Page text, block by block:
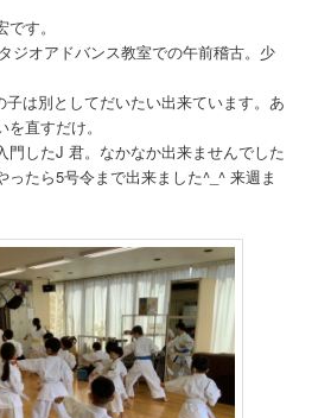
す。
ジオアドバンス教室での午前稽古。少
は別としてだいたい出来ています。あ
直すだけ。
門したJ 君。なかなか出来ませんでした
ったら5号令まで出来ました^_^ 来週ま